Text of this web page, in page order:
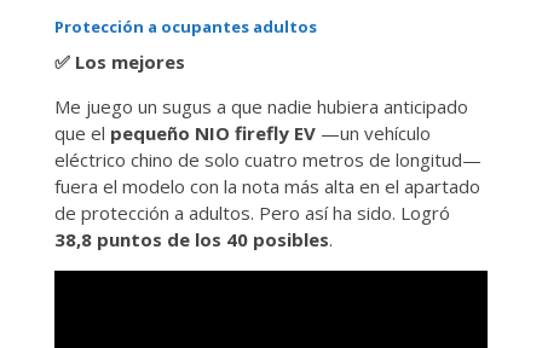
Protección a ocupantes adultos
✅ Los mejores
Me juego un sugus a que nadie hubiera anticipado
que el pequeño NIO firefly EV—un vehículo
eléctrico chino de solo cuatro metros de longitud—
fuera el modelo con la nota más alta en el apartado
de protección a adultos. Pero así ha sido. Logró
38,8 puntos de los 40 posibles.